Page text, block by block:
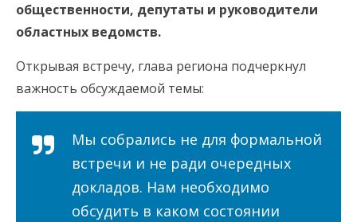
общественности, депутаты и руководители
областных ведомств.
Открывая встречу, глава региона подчеркнул
важность обсуждаемой темы:
Мы собрались не для формальной
встречи и не ради очередных
докладов. Нам необходимо
обсудить в каком состоянии